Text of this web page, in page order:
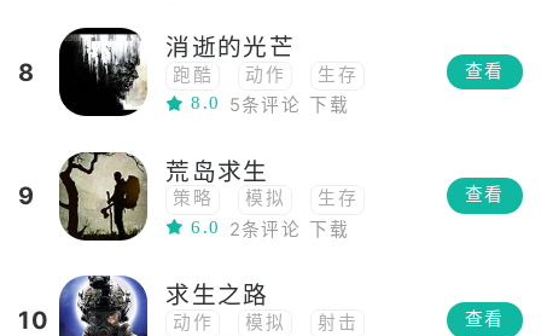
PVE
8
消逝的光芒
跑酷 动作
生存
格斗
角色扮演
PVP
恐怖
PVE
8.0 5条评论 下载
查看
9
荒岛求生
策略 模拟
生存
6.0
2条评论 下载
查看
10
求生之路
动作 模拟
射击
查看